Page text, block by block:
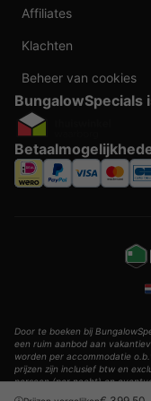
Affiliates
Klachten
Beheer van cookies
BungalowSpecials
Door te boeken bij
een ruim aanbod aan
worden per accommodatie
prijzen zijn inclusief btw en
persoon (per nacht) en